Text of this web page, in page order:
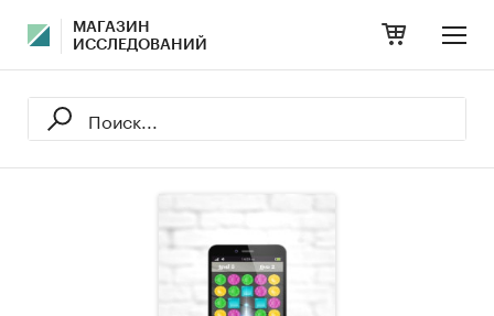
МАГАЗИН
ИССЛЕДОВАНИЙ